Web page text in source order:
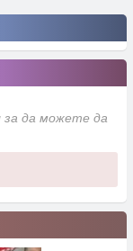
за да можете да